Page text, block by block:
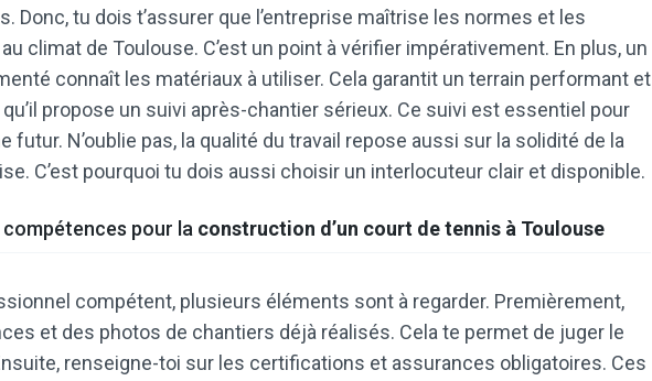
Donc, tu dois t’assurer que l’entreprise maîtrise les normes et les
climat de Toulouse. C’est un point à vérifier impérativement. En plus, un
connaît les matériaux à utiliser. Cela garantit un terrain performant et
propose un suivi après-chantier sérieux. Ce suivi est essentiel pour
futur. N’oublie pas, la qualité du travail repose aussi sur la solidité de la
C’est pourquoi tu dois aussi choisir un interlocuteur clair et disponible.
pour la construction d’un court de tennis à Toulouse
compétent, plusieurs éléments sont à regarder. Premièrement,
et des photos de chantiers déjà réalisés. Cela te permet de juger le
renseigne-toi sur les certifications et assurances obligatoires. Ces